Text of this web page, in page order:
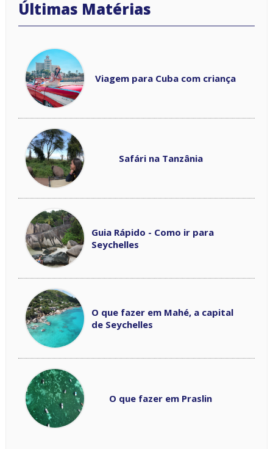
Viagem para Cuba com criança
Safári na Tanzânia
Guia Rápido - Como ir para
Seychelles
O que fazer em Mahé, a capital
de Seychelles
O que fazer em Praslin